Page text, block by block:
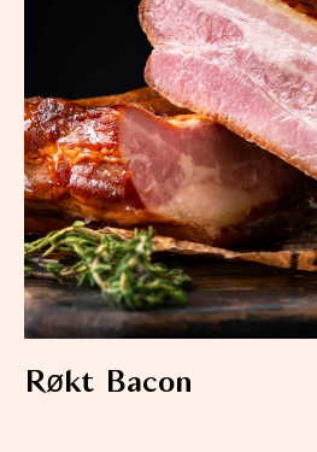
Røkt Bacon